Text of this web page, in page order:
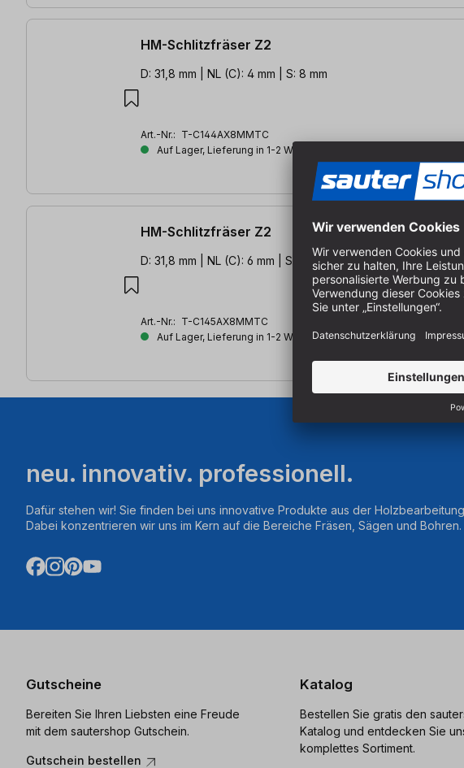
HM-Schlitzfräser Z2
D: 31,8 mm | NL (C): 4 mm | S: 8 mm
Art.-Nr.: T-C144AX8MMTC
Auf Lager, Lieferung in 1-2 Werktagen
HM-Schlitzfräser Z2
D: 31,8 mm | NL (C): 6 mm | S: 8 mm
Art.-Nr.: T-C145AX8MMTC
Auf Lager, Lieferung in 1-2 Werktagen
neu. innovativ. professionell.
Dafür stehen wir! Sie finden bei uns innovative Produkte aus der
Dabei konzentrieren wir uns im Kern auf die Bereiche Fräsen, Sägen und Bohren.
Gutscheine
Bereiten Sie Ihren Liebsten eine Freude
mit dem sautershop Gutschein.
Gutschein bestellen
Katalog
Bestellen Sie gratis den
Katalog und entdecken Sie
komplettes Sortiment.